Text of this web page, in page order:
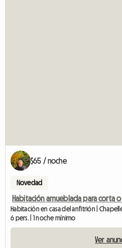
$65 / noche
Novedad
Habitación amueblada para corta
Habitación en casa del anfitrión |
6 pers. | 1 noche mínimo
Ver